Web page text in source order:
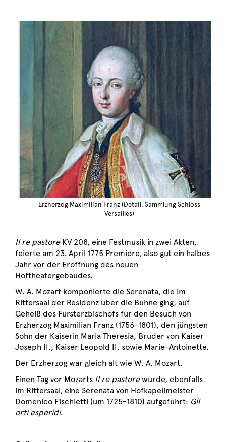
Erzherzog Maximilian Franz (Detail, Sammlung Schloss
Versailles)
Il re pastoreKV 208, eine Festmusik in zwei Akten,
feierte am 23. April 1775 Premiere, also gut ein halbes
Jahr vor der Eröffnung des neuen
Hoftheatergebäudes.
W. A. Mozart komponierte die Serenata, die im
Rittersaal der Residenz über die Bühne ging, auf
Geheiß des Fürsterzbischofs für den Besuch von
Erzherzog Maximilian Franz (1756-1801), den jüngsten
Sohn der Kaiserin Maria Theresia, Bruder von Kaiser
Joseph II., Kaiser Leopold II. sowie Marie-Antoinette.
Der Erzherzog war gleich alt wie W. A. Mozart.
Einen Tag vor Mozarts Il re pastorewurde, ebenfalls
im Rittersaal, eine Serenata von Hofkapellmeister
Domenico Fischietti (um 1725-1810) aufgeführt: Gli
orti esperidi.